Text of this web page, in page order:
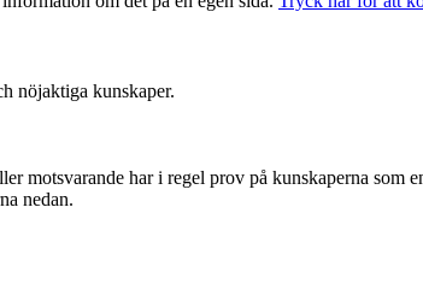
nöjaktiga kunskaper.
motsvarande har i regel prov på kunskaperna som
nedan.